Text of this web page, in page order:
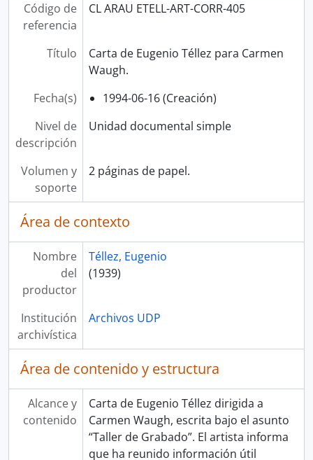
Código de
referencia
CL ARAU ETELL-ART-CORR-405
Título
Carta de Eugenio Téllez para Carmen
Waugh.
Fecha(s)
1994-06-16 (Creación)
Nivel de
descripción
Unidad documental simple
Volumen y
soporte
2 páginas de papel.
Área de contexto
Nombre
del
productor
Téllez, Eugenio
(1939)
Institución
archivística
Archivos UDP
Área de contenido y estructura
Alcance y
contenido
Carta de Eugenio Téllez dirigida a
Carmen Waugh, escrita bajo el asunto
“Taller de Grabado”. El artista informa
que ha reunido información útil